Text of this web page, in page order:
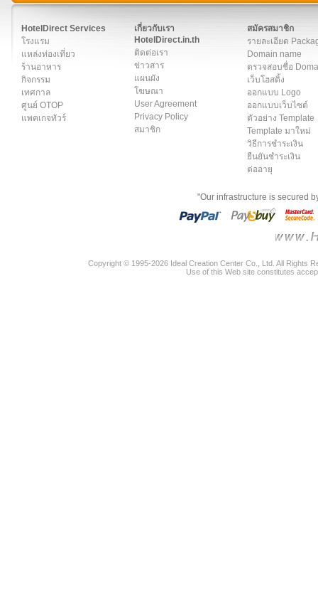
HotelDirect Services
โรงแรม
แหล่งท่องเที่ยว
ร้านอาหาร
กิจกรรม
เทศกาล
ศูนย์ OTOP
แพคเกจทัวร์
เกี่ยวกับเรา
HotelDirect.in.th
ติดต่อเรา
ข่าวสาร
แผนผัง
โฆษณา
User Agreement
Privacy Policy
สมาชิก
สมัครสมาชิก
รายละเอียด
Domain name
ตรวจสอบชื่อ
เว็บโฮสติ้ง
ออกแบบ Logo
ออกแบบเว็บไซต์
ตัวอย่าง Template
Template มาใหม่
วิธีการชำระเงิน
ยืนยันชำระเงิน
ต่ออายุ
"Our infrastructure is secured
Copyright © 1995-2026 Ideal Creation Center Co., Ltd. All Rights
Use of this Web site constitutes